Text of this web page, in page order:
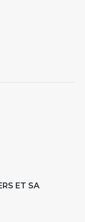
ET SA